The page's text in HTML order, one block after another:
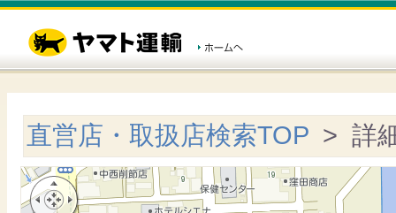
直営店・取扱店検索TOP > 詳